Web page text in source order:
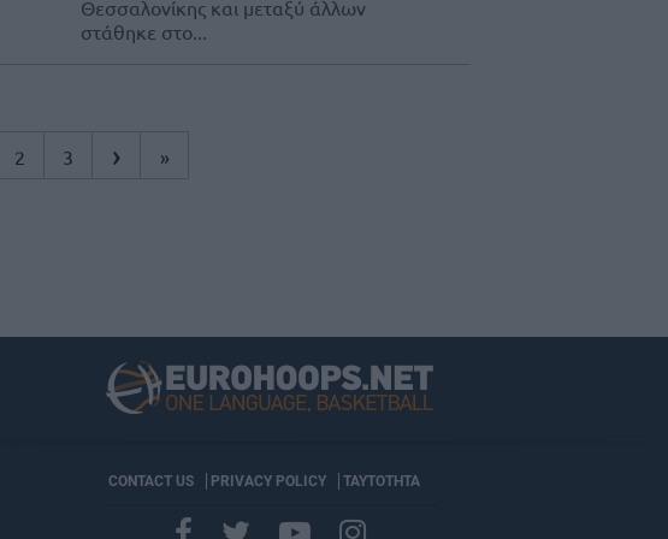
Θεσσαλονίκης και μεταξύ άλλων
στάθηκε στο...
2 3 › »
CONTACT US PRIVACY POLICY ΤΑΥΤΟΤΗΤΑ